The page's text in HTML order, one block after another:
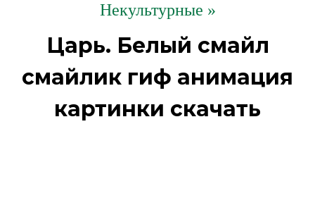
Некультурные »
Царь. Белый смайл
смайлик гиф анимация
картинки скачать